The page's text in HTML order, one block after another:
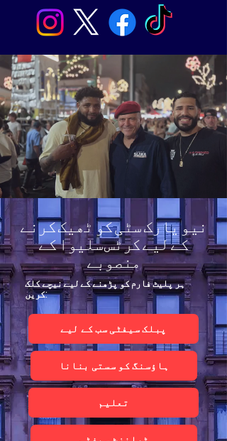
نیو یارک سٹی کو ٹھیک کرنے
کے لیے کرٹس سلیوا کے
منصوبے
ہر پلیٹ فارم کو پڑھنے کے لیے نیچے کلک
کریں:
پبلک سیفٹی سب کے لیے
ہاؤسنگ کو سستی بنانا
تعلیم